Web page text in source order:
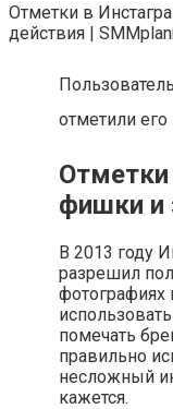
Отметки в
действия |
отметили
фишки и
В 2013 году
разрешил
помечать
правильно
несложный
кажется.